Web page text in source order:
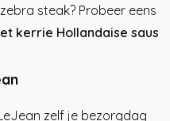
steak? Probeer eens
kerrie Hollandaise saus
zelf je bezorgdag